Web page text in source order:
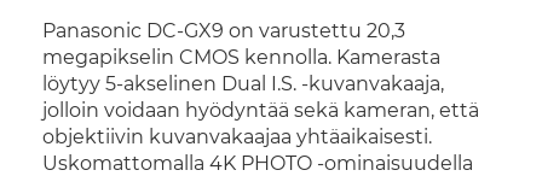
Panasonic DC-GX9 on varustettu 20,3
megapikselin CMOS kennolla. Kamerasta
löytyy 5-akselinen Dual I.S. -kuvanvakaaja,
jolloin voidaan hyödyntää sekä kameran, että
objektiivin kuvanvakaajaa yhtäaikaisesti.
Uskomattomalla 4K PHOTO -ominaisuudella